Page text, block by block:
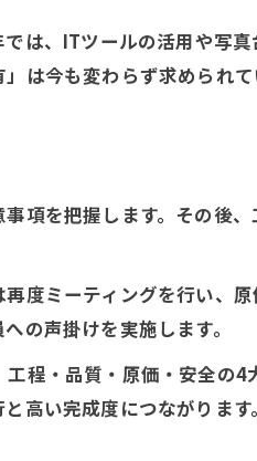
は、ITツールの活用や写
は今も変わらず求められて
項を把握します。その後
度ミーティングを行い、
の声掛けを実施します。
程・品質・原価・安全の4
高い完成度につながります。